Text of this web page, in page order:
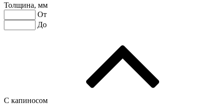
Толщина, мм
От
До
С капиносом